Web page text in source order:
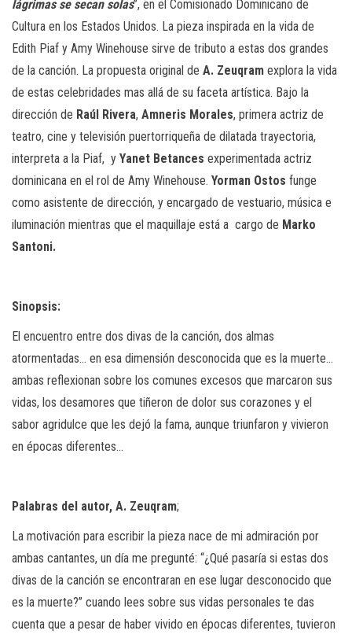
lágrimas se secan solas”, en el Comisionado Dominicano de
Cultura en los Estados Unidos. La pieza inspirada en la vida de
Edith Piaf y Amy Winehouse sirve de tributo a estas dos grandes
de la canción. La propuesta original de A. Zeuqram explora la vida
de estas celebridades mas allá de su faceta artística. Bajo la
dirección de Raúl Rivera, Amneris Morales, primera actriz de
teatro, cine y televisión puertorriqueña de dilatada trayectoria,
interpreta a la Piaf, y Yanet Betances experimentada actriz
dominicana en el rol de Amy Winehouse. Yorman Ostos funge
como asistente de dirección, y encargado de vestuario, música e
iluminación mientras que el maquillaje está a cargo de Marko
Santoni.
Sinopsis:
El encuentro entre dos divas de la canción, dos almas
atormentadas… en esa dimensión desconocida que es la muerte…
ambas reflexionan sobre los comunes excesos que marcaron sus
vidas, los desamores que tiñeron de dolor sus corazones y el
sabor agridulce que les dejó la fama, aunque triunfaron y vivieron
en épocas diferentes…
Palabras del autor, A. Zeuqram;
La motivación para escribir la pieza nace de mi admiración por
ambas cantantes, un día me pregunté: “¿Qué pasaría si estas dos
divas de la canción se encontraran en ese lugar desconocido que
es la muerte?” cuando lees sobre sus vidas personales te das
cuenta que a pesar de haber vivido en épocas diferentes, tuvieron